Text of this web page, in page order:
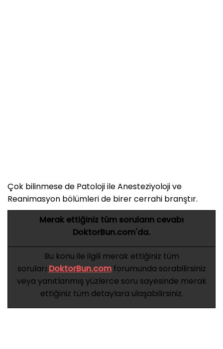
Çok bilinmese de Patoloji ile Anesteziyoloji ve
Reanimasyon bölümleri de birer cerrahi branştır.
Merak ettiğiniz tüm soruların cevabı
DoktorBun.com'da.
Bu konu ile ilgili merak ettiğiniz tüm
soruları DoktorBun.comforumunda sorabilirsiniz
veya yanıtlanmış yüzlerce soru sayesinde merak
ettiğiniz tüm detaylara ulaşabilirsiniz.